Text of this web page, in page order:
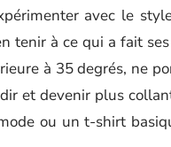
avec le
tenir à ce qui a fait
à 35 degrés, ne
et devenir plus
ou un t-shirt